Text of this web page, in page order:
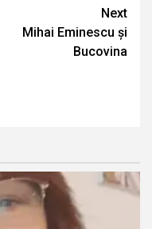
Next
Mihai Eminescu și
Bucovina